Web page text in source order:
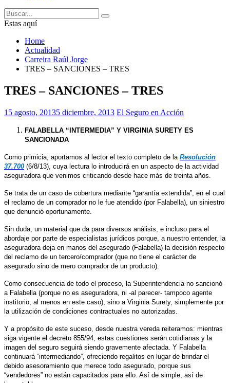
Estas aquí
Home
Actualidad
Carreira Raúl Jorge
TRES – SANCIONES – TRES
TRES – SANCIONES – TRES
15 agosto, 20135 diciembre, 2013 El Seguro en Acción
FALABELLA “INTERMEDIA” Y VIRGINIA SURETY ES
SANCIONADA
Como primicia, aportamos al lector el texto completo de la Resolución
37.700 (6/8/13), cuya lectura lo introducirá en un aspecto de la actividad
aseguradora que venimos criticando desde hace más de treinta años.
Se trata de un caso de cobertura mediante “garantía extendida”, en el cual
el reclamo de un comprador no le fue atendido (por Falabella), un siniestro
que denunció oportunamente.
Sin duda, un material que da para diversos análisis, e incluso para el
abordaje por parte de especialistas jurídicos porque, a nuestro entender, la
aseguradora deja en manos del asegurado (Falabella) la decisión respecto
del reclamo de un tercero/comprador (que no tiene el carácter de
asegurado sino de mero comprador de un producto).
Como consecuencia de todo el proceso, la Superintendencia no sancionó
a Falabella (porque no es aseguradora, ni -al parecer- tampoco agente
institorio, al menos en este caso), sino a Virginia Surety, simplemente por
la utilización de condiciones contractuales no autorizadas.
Y a propósito de este suceso, desde nuestra vereda reiteramos: mientras
siga vigente el decreto 855/94, estas cuestiones serán cotidianas y la
imagen del seguro seguirá siendo gravemente afectada. Y Falabella
continuará “intermediando”, ofreciendo regalitos en lugar de brindar el
debido asesoramiento que merece todo asegurado, porque sus
“vendedores” no están capacitados para ello. Así de simple, así de